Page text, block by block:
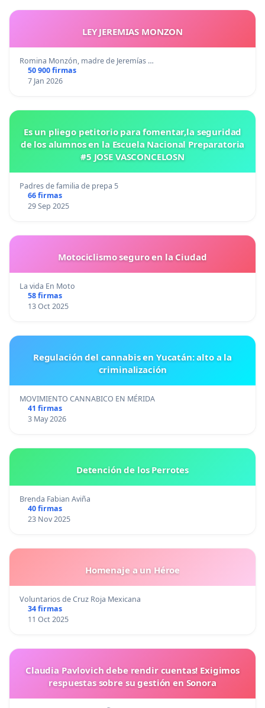
LEY JEREMIAS MONZON
Romina Monzón, madre de Jeremías …
50 900 firmas
7 Jan 2026
Es un pliego petitorio para fomentar,la seguridad
de los alumnos en la Escuela Nacional Preparatoria
#5 JOSE VASCONCELOSN
Padres de familia de prepa 5
66 firmas
29 Sep 2025
Motociclismo seguro en la Ciudad
La vida En Moto
58 firmas
13 Oct 2025
Regulación del cannabis en Yucatán: alto a la
criminalización
MOVIMIENTO CANNABICO EN MÉRIDA
41 firmas
3 May 2026
Detención de los Perrotes
Brenda Fabian Aviña
40 firmas
23 Nov 2025
Homenaje a un Héroe
Voluntarios de Cruz Roja Mexicana
34 firmas
11 Oct 2025
Claudia Pavlovich debe rendir cuentas! Exigimos
respuestas sobre su gestión en Sonora